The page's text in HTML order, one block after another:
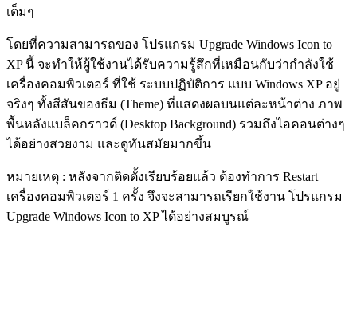
เต็มๆ
โดยที่ความสามารถของ โปรแกรม Upgrade Windows Icon to
XP นี้ จะทำให้ผู้ใช้งานได้รับความรู้สึกที่เหมือนกับว่ากำลังใช้
เครื่องคอมพิวเตอร์ ที่ใช้ ระบบปฏิบัติการ แบบ Windows XP อยู่
จริงๆ ทั้งสีสันของธีม (Theme) ที่แสดงผลบนแต่ละหน้าต่าง ภาพ
พื้นหลังแบล็คกราวด์ (Desktop Background) รวมถึงไอคอนต่างๆ
ได้อย่างสวยงาม และดูทันสมัยมากขึ้น
หมายเหตุ : หลังจากติดตั้งเรียบร้อยแล้ว ต้องทำการ Restart
เครื่องคอมพิวเตอร์ 1 ครั้ง จึงจะสามารถเรียกใช้งาน โปรแกรม
Upgrade Windows Icon to XP ได้อย่างสมบูรณ์